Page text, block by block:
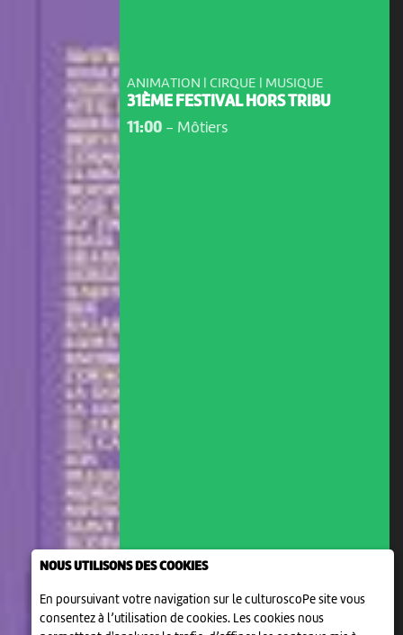
NOUS UTILISONS DES COOKIES
En poursuivant votre navigation sur le culturoscoPe site vous
consentez à l’utilisation de cookies. Les cookies nous
ANIMATION | CIRQUE | MUSIQUE
31ÈME FESTIVAL HORS TRIBU
11:00- Môtiers